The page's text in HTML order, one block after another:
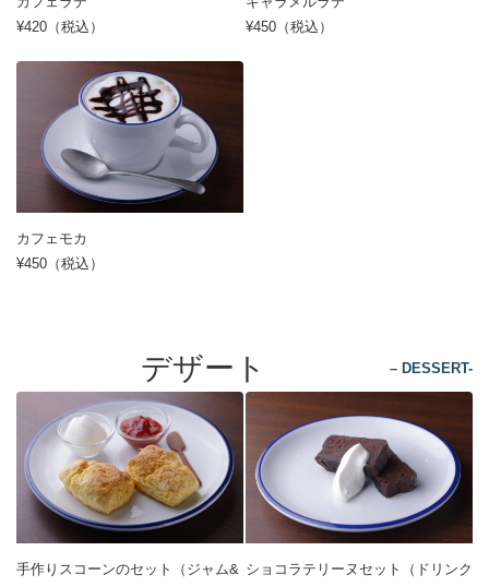
¥420（税込）
¥450（税込）
カフェモカ
¥450（税込）
デザート – DESSERT-
手作りスコーンのセット（ジャム& ショコラテリーヌセット（ドリンク